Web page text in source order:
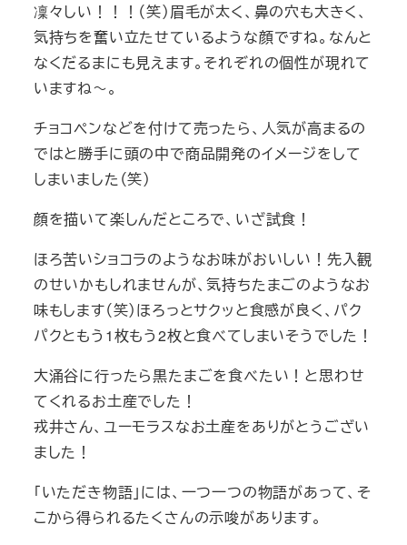
凜々しい！！！（笑）眉毛が太く、鼻の穴も大きく、
気持ちを奮い立たせているような顔ですね。なんと
なくだるまにも見えます。それぞれの個性が現れて
いますね～。
チョコペンなどを付けて売ったら、人気が高まるの
ではと勝手に頭の中で商品開発のイメージをして
しまいました（笑）
顔を描いて楽しんだところで、いざ試食！
ほろ苦いショコラのようなお味がおいしい！先入観
のせいかもしれませんが、気持ちたまごのようなお
味もします（笑）ほろっとサクッと食感が良く、パク
パクともう1枚もう2枚と食べてしまいそうでした！
大涌谷に行ったら黒たまごを食べたい！と思わせ
てくれるお土産でした！
戎井さん、ユーモラスなお土産をありがとうござい
ました！
「いただき物語」には、一つ一つの物語があって、そ
こから得られるたくさんの示唆があります。